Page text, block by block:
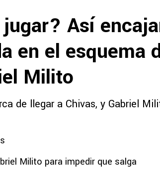
Así
en el esquema
Milito
de llegar a Chivas, y Gabriel
Milito para impedir que salga